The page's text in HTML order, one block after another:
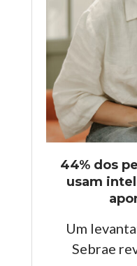
44% dos
usam
Um
Sebrae